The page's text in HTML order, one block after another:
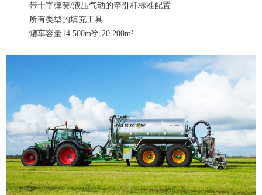
带十字弹簧/液压气动的牵引杆标准配置
所有类型的填充工具
罐车容量14.500m³到20.200m³